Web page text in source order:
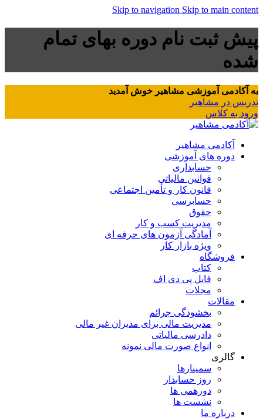
Skip to navigation Skip to main content
پیش ثبت نام دوره بهای تمام
شده
به آکادمی آموزشی مشاهیر خوش آمدید
تدریس در مشاهیر
ورود به کلاس
آکادمی مشاهیر
دوره های آموزشی
حسابداری
قوانین مالیاتی
قانون کار و تأمین اجتماعی
حسابرسی
حقوق
مدیریت کسب و کار
آمادگی آزمون های حرفه ای
ویژه بازار کار
فروشگاه
کتاب
فایل پی دی اف
مجلات
مقالات
بخشودگی جرائم
مدیریت مالی برای مدیران غیر مالی
دادرسی مالیاتی
انواع صورت مالی نمونه
گالری
سمینارها
روز حسابدار
دورهمی ها
نشست ها
درباره ما